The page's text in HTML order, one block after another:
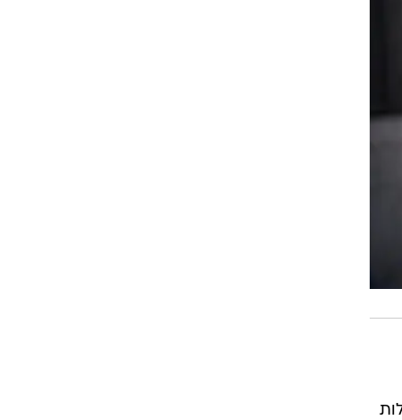
וייתכן ואף יעברו את ה-40 מעלות